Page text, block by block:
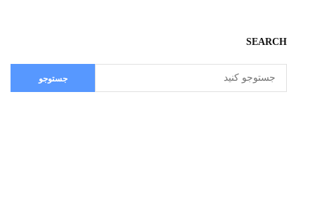
SEARCH